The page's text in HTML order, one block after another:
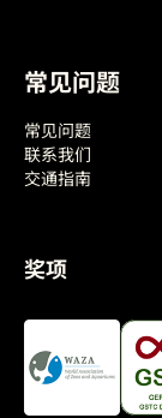
常见问题
常见问题
联系我们
交通指南
奖项